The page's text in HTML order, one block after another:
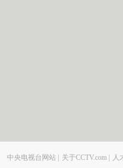
中央电视台网站 关于CCTV.com 人